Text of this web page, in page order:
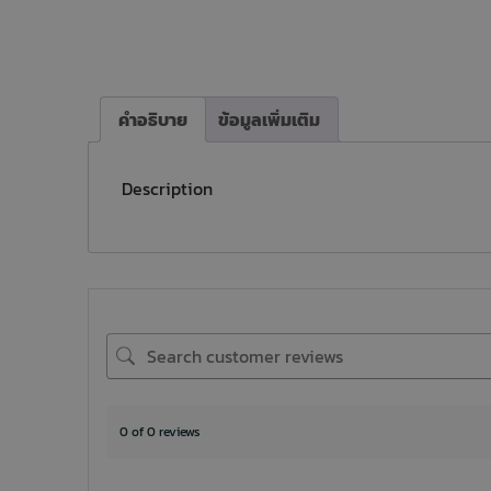
คำอธิบาย ข้อมูลเพิ่มเติม
Description
0 of 0 reviews